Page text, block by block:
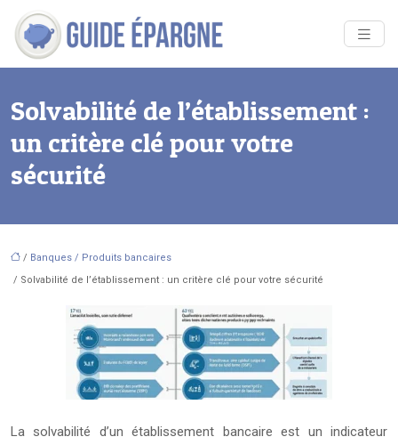
Solvabilité de l’établissement :
un critère clé pour votre
sécurité
/ Banques / Produits bancaires
/ Solvabilité de l’établissement : un critère clé pour votre sécurité
La solvabilité d’un établissement bancaire est un indicateur